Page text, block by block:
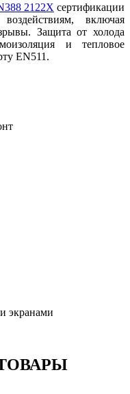
2122X сертификации
включая
Защита от холода
и тепловое
EN511.
экранами